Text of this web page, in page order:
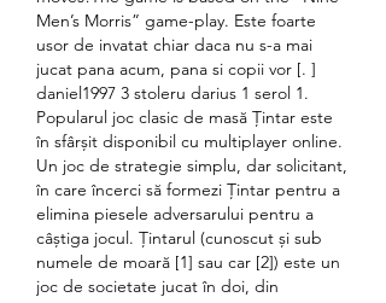
Men’s Morris” game-play. Este foarte
usor de invatat chiar daca nu s-a mai
jucat pana acum, pana si copii vor [. ]
daniel1997 3 stoleru darius 1 serol 1.
Popularul joc clasic de masă Țintar este
în sfârșit disponibil cu multiplayer online.
Un joc de strategie simplu, dar solicitant,
în care încerci să formezi Țintar pentru a
elimina piesele adversarului pentru a
câștiga jocul. Țintarul (cunoscut și sub
numele de moară [1] sau car [2]) este un
joc de societate jucat în doi, din